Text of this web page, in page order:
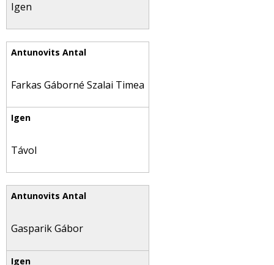
Igen
Farkas Gáborné Szalai Timea
Távol
Gasparik Gábor